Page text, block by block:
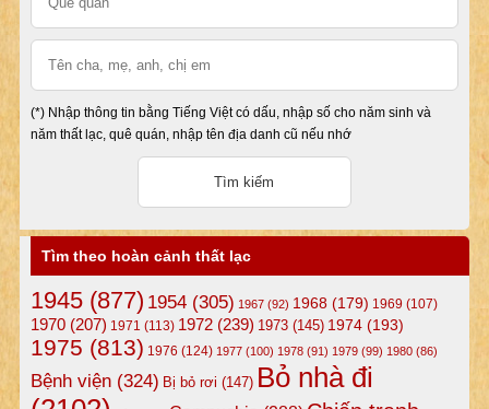
(*) Nhập thông tin bằng Tiếng Việt có dấu, nhập số cho năm sinh và
năm thất lạc, quê quán, nhập tên địa danh cũ nếu nhớ
Tìm theo hoàn cảnh thất lạc
1945(877) 1954(305) 1967(92) 1968(179) 1969 (107)
1970(207) 1971 (113) 1972(239) 1973(145) 1974(193)
1975 (813) 1976 (124) 1977(100) 1978(91) 1979(99) 1980(86)
Bệnh viện(324) Bị bỏ rơi (147) Bỏ nhà đi